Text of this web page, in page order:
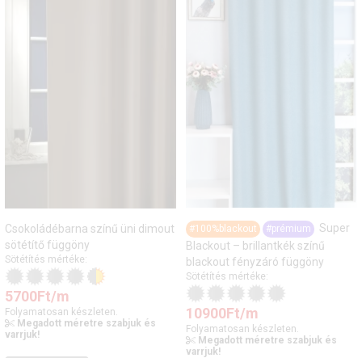
Csokoládébarna színű üni dimout
sötétítő függöny
Sötétítés mértéke:
5700Ft/m
Folyamatosan készleten.
Megadott méretre szabjuk és
varrjuk!
#100%blackout #prémium
Super
Blackout – brillantkék színű
blackout fényzáró függöny
Sötétítés mértéke:
10900Ft/m
Folyamatosan készleten.
Megadott méretre szabjuk és
varrjuk!